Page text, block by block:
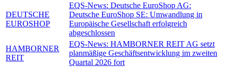
DEUTSCHE
EUROSHOP
EQS-News: Deutsche EuroShop AG:
Deutsche EuroShop SE: Umwandlung in
Europäische Gesellschaft erfolgreich
abgeschlossen
HAMBORNER
REIT
EQS-News: HAMBORNER REIT AG setzt
planmäßige Geschäftsentwicklung im zweiten
Quartal 2026 fort